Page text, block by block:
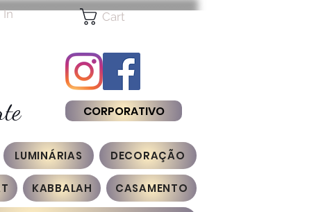
In Cart
CORPORATIVO
LUMINÁRIAS DECORAÇÃO
KABBALAH CASAMENTO